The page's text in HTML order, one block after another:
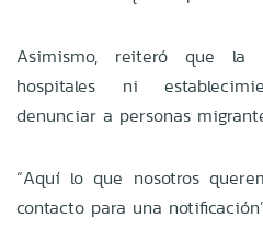
Asimismo, reiteró que
hospitales ni
denunciar a personas
“Aquí lo que nosotros
contacto para una